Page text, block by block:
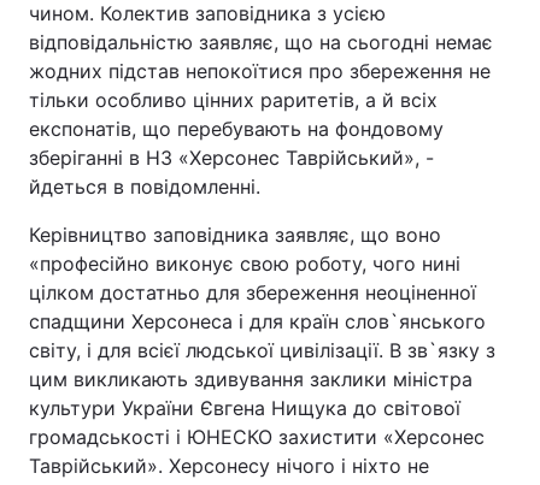
чином. Колектив заповідника з усією
відповідальністю заявляє, що на сьогодні немає
жодних підстав непокоїтися про збереження не
тільки особливо цінних раритетів, а й всіх
експонатів, що перебувають на фондовому
зберіганні в НЗ «Херсонес Таврійський», -
йдеться в повідомленні.
Керівництво заповідника заявляє, що воно
«професійно виконує свою роботу, чого нині
цілком достатньо для збереження неоціненної
спадщини Херсонеса і для країн слов`янського
світу, і для всієї людської цивілізації. В зв`язку з
цим викликають здивування заклики міністра
культури України Євгена Нищука до світової
громадськості і ЮНЕСКО захистити «Херсонес
Таврійський». Херсонесу нічого і ніхто не